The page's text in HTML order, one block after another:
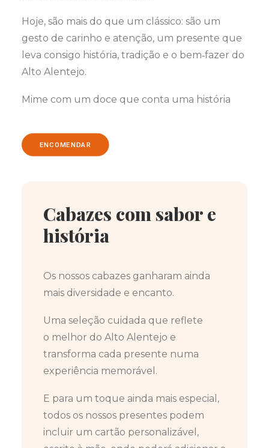
Hoje, são mais do que um clássico: são um
gesto de carinho e atenção, um presente que
leva consigo história, tradição e o bem‑fazer do
Alto Alentejo.
Mime com um doce que conta uma história
ENCOMENDAR
Cabazes com sabor e
história
Os nossos cabazes ganharam ainda
mais diversidade e encanto.
Uma seleção cuidada que reflete
o melhor do Alto Alentejo e
transforma cada presente numa
experiência memorável.
E para um toque ainda mais especial,
todos os nossos presentes podem
incluir um cartão personalizável,